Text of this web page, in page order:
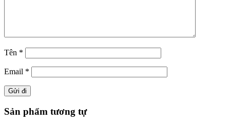
Tên *
Email *
Sản phẩm tương tự